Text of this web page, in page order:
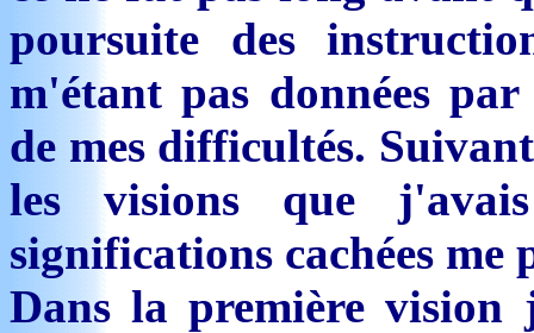
poursuite des
m'étant pas données
de mes difficultés.
les visions que
significations cachées me
Dans la première